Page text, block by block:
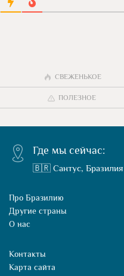
СВЕЖЕНЬКОЕ
ПОЛЕЗНОЕ
Где мы сейчас:
🇧🇷 Сантус, Бразилия
Про Бразилию
Другие страны
О нас
Контакты
Карта сайта